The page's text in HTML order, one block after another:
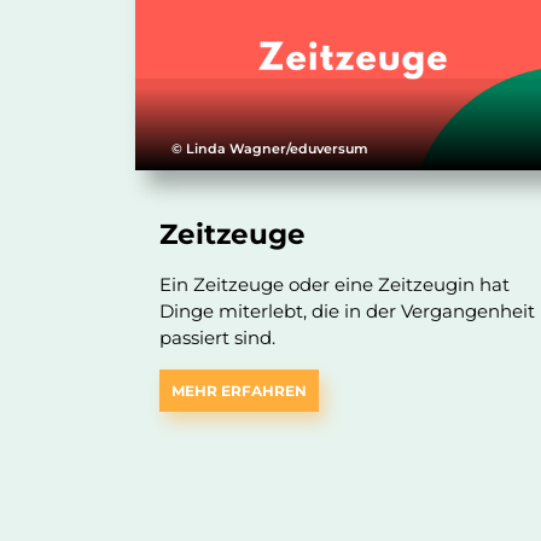
© Linda Wagner/eduversum
Zeitzeuge
Ein Zeitzeuge oder eine Zeitzeugin hat
Dinge miterlebt, die in der Vergangenheit
passiert sind.
MEHR ERFAHREN